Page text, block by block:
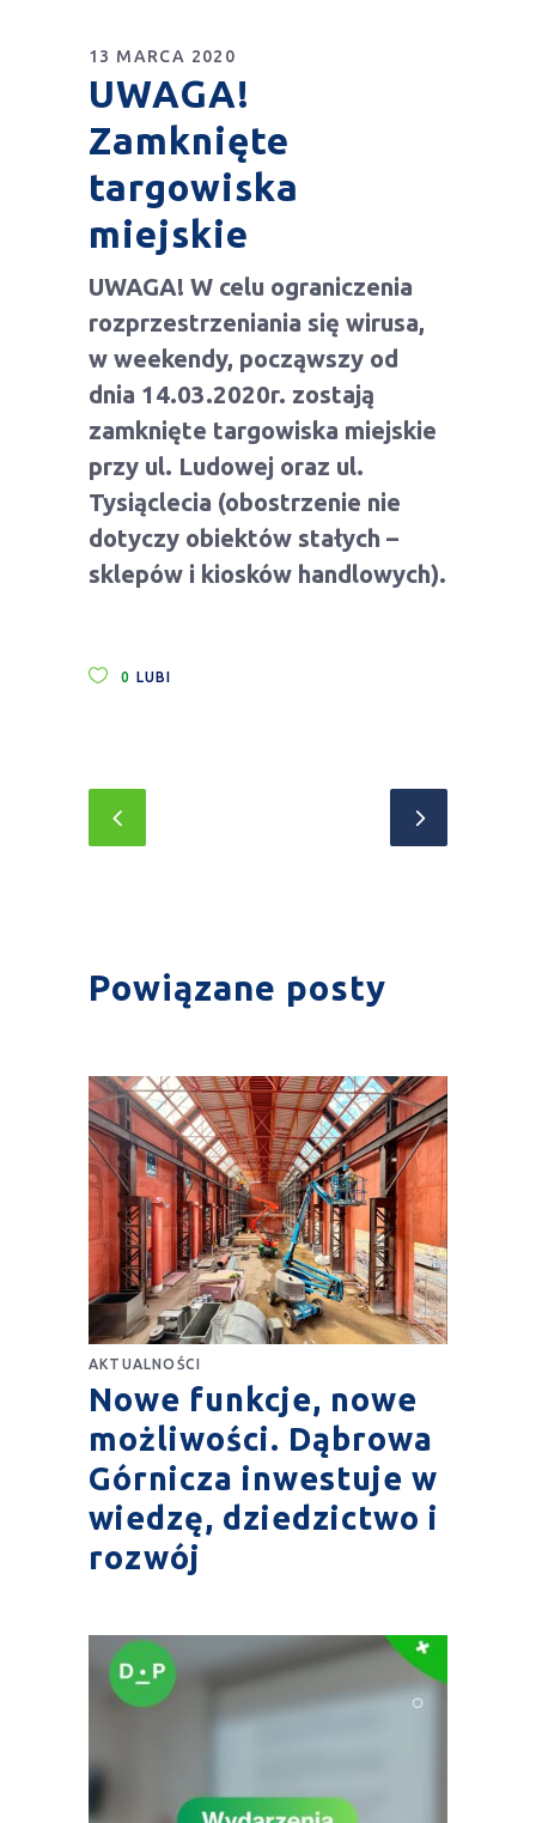
13 MARCA 2020
UWAGA!
Zamknięte
targowiska
miejskie
UWAGA! W celu ograniczenia
rozprzestrzeniania się wirusa,
w weekendy, począwszy od
dnia 14.03.2020r. zostają
zamknięte targowiska miejskie
przy ul. Ludowej oraz ul.
Tysiąclecia (obostrzenie nie
dotyczy obiektów stałych –
sklepów i kiosków handlowych).
0 LUBI
Powiązane posty
AKTUALNOŚCI
Nowe funkcje, nowe
możliwości. Dąbrowa
Górnicza inwestuje w
wiedzę, dziedzictwo i
rozwój